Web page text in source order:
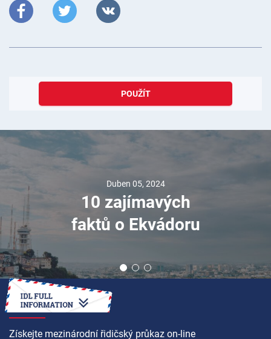
POUŽÍT
Duben 05, 2024
10 zajímavých
faktů o Ekvádoru
JAK NA TO
Získejte mezinárodní řidičský průkaz on-line